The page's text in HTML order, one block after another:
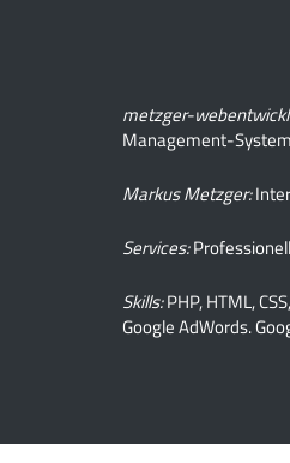
metzger-
Management-
Markus Metzger:
Services:
Skills:PHP, HTML,
Google AdWords.